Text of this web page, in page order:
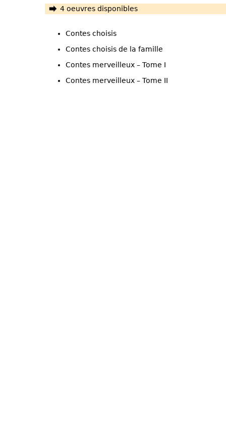
4 oeuvres disponibles
Contes choisis
Contes choisis de la famille
Contes merveilleux – Tome I
Contes merveilleux – Tome II